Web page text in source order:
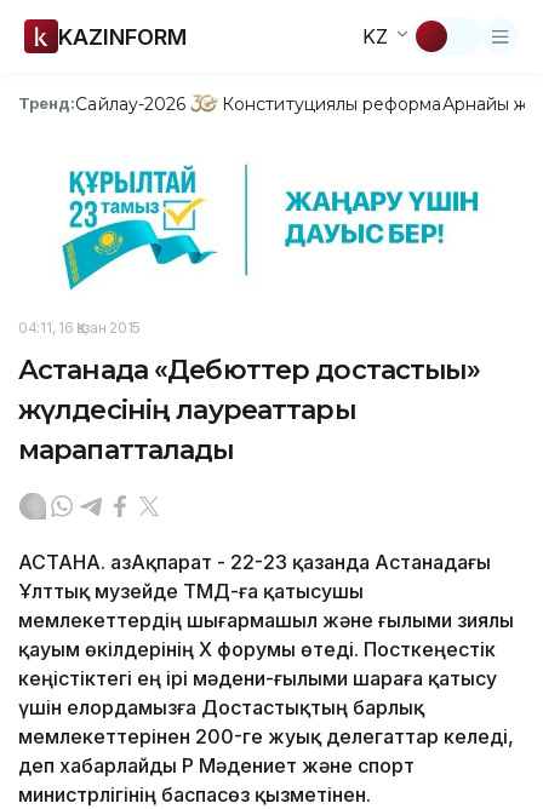
KAZINFORM KZ
Тренд:Сайлау-2026 Конституциялық реформаАрнайы
04:11, 16 Қазан 2015
Астанада «Дебюттер достастығы»
жүлдесінің лауреаттары
марапатталады
АСТАНА. ҚазАқпарат - 22-23 қазанда Астанадағы
Ұлттық музейде ТМД-ға қатысушы
мемлекеттердің шығармашыл және ғылыми зиялы
қауым өкілдерінің Х форумы өтеді. Посткеңестік
кеңістіктегі ең ірі мәдени-ғылыми шараға қатысу
үшін елордамызға Достастықтың барлық
мемлекеттерінен 200-ге жуық делегаттар келеді,
деп хабарлайды ҚР Мәдениет және спорт
министрлігінің баспасөз қызметінен.